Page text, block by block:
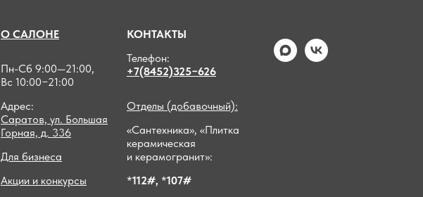
О САЛОНЕ
Пн-Сб 9:00—21:00,
Вс 10:00−21:00
Адрес:
Саратов, ул. Большая
Горная, д. 336
Для бизнеса
Акции и конкурсы
КОНТАКТЫ
Телефон:
+7(8452)325−626
Отделы (добавочный):
«Сантехника», «Плитка
керамическая
и керамогранит»:
*112#, *107#